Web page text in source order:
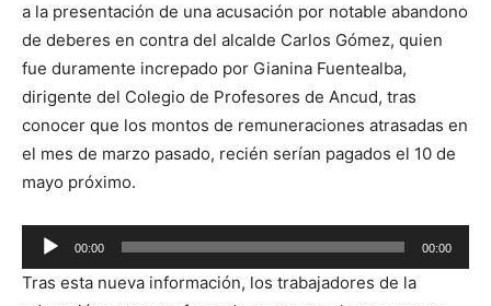
a la presentación de una acusación por notable abandono
de deberes en contra del alcalde Carlos Gómez, quien
fue duramente increpado por Gianina Fuentealba,
dirigente del Colegio de Profesores de Ancud, tras
conocer que los montos de remuneraciones atrasadas en
el mes de marzo pasado, recién serían pagados el 10 de
mayo próximo.
Reproductor
de
audio
00:00 00:00
Tras esta nueva información, los trabajadores de la